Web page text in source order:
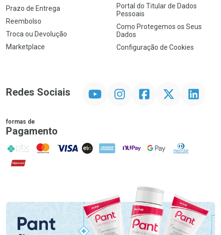
Prazo de Entrega
Reembolso
Troca ou Devolução
Marketplace
Portal do Titular de Dados
Pessoais
Como Protegemos os Seus
Dados
Configuração de Cookies
Redes Sociais InstagramFacebookTwitter Linkedin
formas de
Pagamento
PIX MasterCard
VISA ELO AMEX NuPay Google PayDiners Club
Hipercard